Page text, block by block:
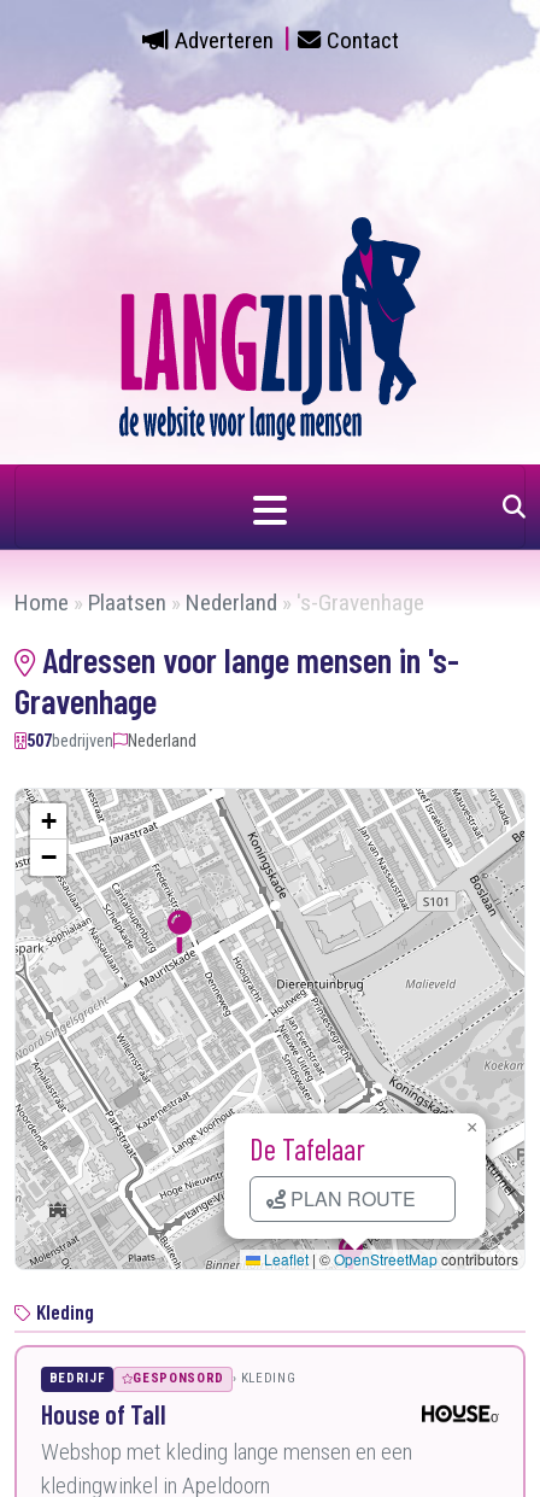
Adverteren Contact
Home » Plaatsen » Nederland » 's-Gravenhage
Adressen voor lange mensen in 's-
Gravenhage
507bedrijven Nederland
Kaart laden...
De Tafelaar
PLAN ROUTE
×
+
−
Leaflet | ©OpenStreetMapcontributors
Kleding
BEDRIJF GESPONSORD KLEDING
House of Tall
Webshop met kleding lange mensen en een
kledingwinkel in Apeldoorn